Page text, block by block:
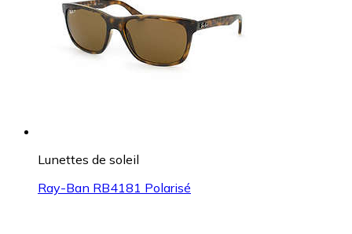
Lunettes de soleil
Ray-Ban RB4181 Polarisé